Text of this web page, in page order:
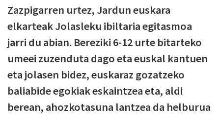
Zazpigarren urtez, Jardun euskara
elkarteak Jolasleku ibiltaria egitasmoa
jarri du abian. Bereziki 6-12 urte bitarteko
umeei zuzenduta dago eta euskal kantuen
eta jolasen bidez, euskaraz gozatzeko
baliabide egokiak eskaintzea eta, aldi
berean, ahozkotasuna lantzea da helburua